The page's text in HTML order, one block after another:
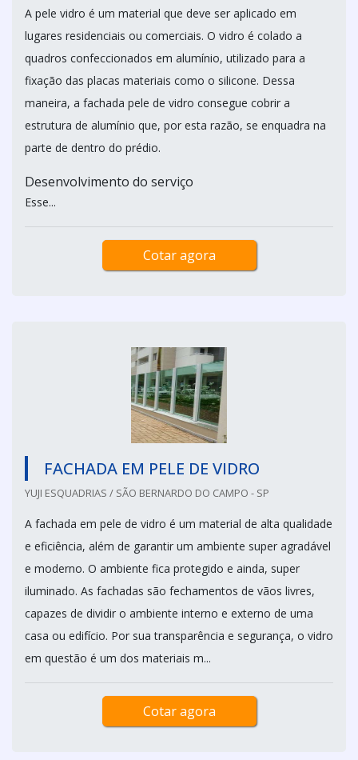
A pele vidro é um material que deve ser aplicado em
lugares residenciais ou comerciais. O vidro é colado a
quadros confeccionados em alumínio, utilizado para a
fixação das placas materiais como o silicone. Dessa
maneira, a fachada pele de vidro consegue cobrir a
estrutura de alumínio que, por esta razão, se enquadra na
parte de dentro do prédio.
Desenvolvimento do serviço
Esse...
Cotar agora
FACHADA EM PELE DE VIDRO
YUJI ESQUADRIAS / SÃO BERNARDO DO CAMPO - SP
A fachada em pele de vidro é um material de alta qualidade
e eficiência, além de garantir um ambiente super agradável
e moderno. O ambiente fica protegido e ainda, super
iluminado. As fachadas são fechamentos de vãos livres,
capazes de dividir o ambiente interno e externo de uma
casa ou edifício. Por sua transparência e segurança, o vidro
em questão é um dos materiais m...
Cotar agora